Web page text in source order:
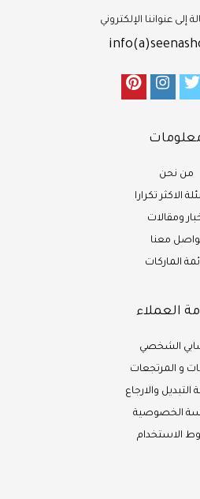
إلى عنواننا الإلكتروني
من نحن
الاكثر تكرارا
ومقالات
معنا
الماركات
العملاء
الشخصي
و المرتجعات
والارجاع
الخصوصية
الاستخدام